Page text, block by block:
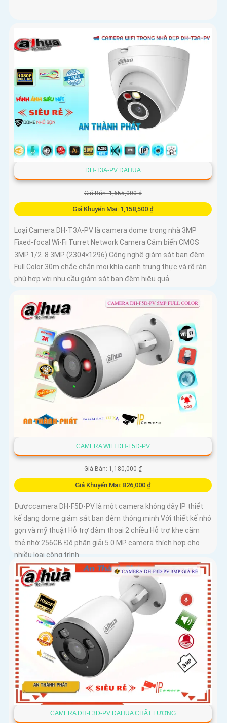
DH-T3A-PV DAHUA
Giá Bán: 1,655,000 ₫
Giá Khuyến Mại: 1,158,500 ₫
Loại Camera DH-T3A-PV là camera dome trong nhà 3MP
Fixed-focal Wi-Fi Turret Network Camera Cảm biến CMOS
3MP 1/2. 8 3MP (2304×1296) Công nghệ giám sát ban đêm
Full Color 30m chắc chắn mọi khía cạnh trung thực và rõ ràn
phù hợp với nhu cầu giám sát ban đêm hiệu quả
CAMERA WIFI DH-F5D-PV
Giá Bán: 1,180,000 ₫
Giá Khuyến Mại: 826,000 ₫
Đượccamera DH-F5D-PV là một camera không dây IP thiết
kế dạng dome giám sát ban đêm thông minh Với thiết kế nhỏ
gọn và mỹ thuật Hỗ trợ đàm thoại 2 chiều Hỗ trợ khe cắm
thẻ nhớ 256GB Độ phân giải 5.0 MP camera thích hợp cho
nhiều loại công trình
CAMERA DH-F3D-PV DAHUA CHẤT LƯỢNG